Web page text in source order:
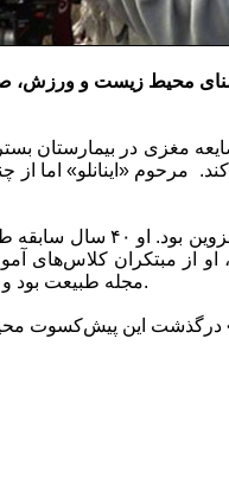
مرحوم «اینانلو» اما
از مبتکران کلاس‌های
مجله طبیعت بود و سالها مجری گری در رادیو و تلویزیون کرده بود.